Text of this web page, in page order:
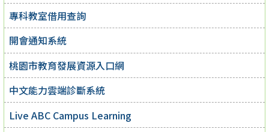
專科教室借用查詢
開會通知系統
桃園市教育發展資源入口網
中文能力雲端診斷系統
Live ABC Campus Learning